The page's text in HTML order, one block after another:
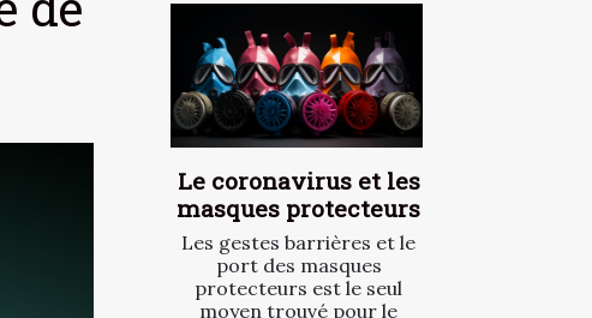
Le coronavirus et les
masques protecteurs
Les gestes barrières et le
port des masques
protecteurs est le seul
moyen trouvé pour le